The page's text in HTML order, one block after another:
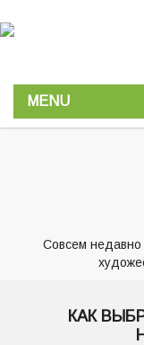
MENU
Совсем недавно
КАК